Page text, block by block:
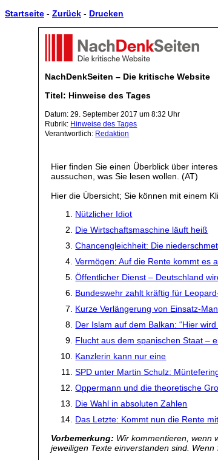
Startseite - Zurück - Drucken
NachDenkSeiten – Die kritische Website
Titel: Hinweise des Tages
Datum: 29. September 2017 um 8:32 Uhr
Rubrik: Hinweise des Tages
Verantwortlich: Redaktion
Hier finden Sie einen Überblick über
aussuchen, was Sie lesen wollen. (AT)
Hier die Übersicht; Sie können mit einem
Nützlicher Idiot
Die Wirtschaftsmaschine läuft heiß
Chancengleichheit: Die
Vermögen: Auf die Rente kommt es
Öffentlicher Dienst – Deutschland
Bundeswehr zahlt kräftig für
Kurze Verlängerung von Einsatz-
Der Islam auf dem Balkan: “Hier
Flucht aus dem spanischen Staat –
Kanzlerin kann nur eine
SPD unter Martin Schulz:
Oppermann und die theoretische
Die Wahl in absoluten Zahlen
Das Letzte: Kommt nun die Rente
Vorbemerkung: Wir kommentieren, wenn
jeweiligen Texte einverstanden sind.